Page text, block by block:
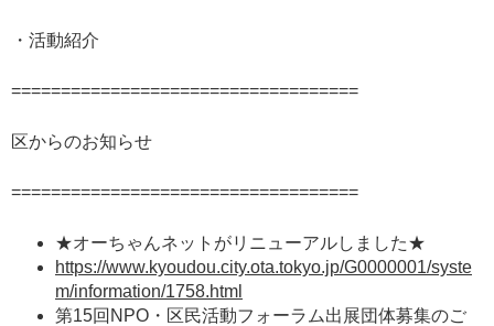
・活動紹介
===================================
区からのお知らせ
===================================
★オーちゃんネットがリニューアルしました★
https://www.kyoudou.city.ota.tokyo.jp/G0000001/syste
m/information/1758.html
第15回NPO・区民活動フォーラム出展団体募集のご